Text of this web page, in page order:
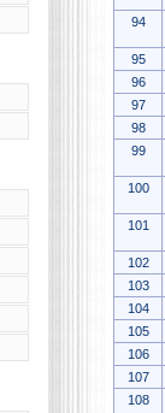
94
95
96
97
98
99
100
101
102
103
104
105
106
107
108